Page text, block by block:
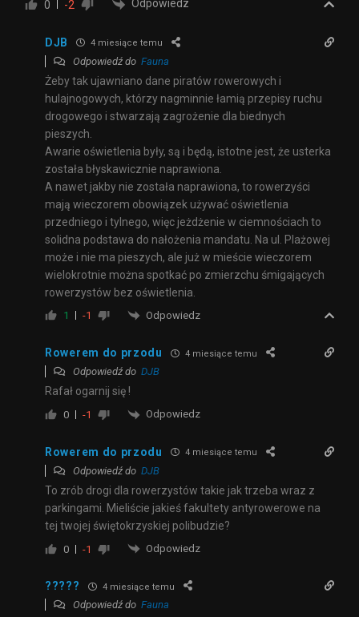
0 -2 Odpowiedz
DJB 4 miesiące temu
Odpowiedź do Fauna
Żeby tak ujawniano dane piratów rowerowych i
hulajnogowych, którzy nagminnie łamią przepisy ruchu
drogowego i stwarzają zagrożenie dla biednych
pieszych.
Awarie oświetlenia były, są i będą, istotne jest, że usterka
została błyskawicznie naprawiona.
A nawet jakby nie została naprawiona, to rowerzyści
mają wieczorem obowiązek używać oświetlenia
przedniego i tylnego, więc jeżdżenie w ciemnościach to
solidna podstawa do nałożenia mandatu. Na ul. Plażowej
może i nie ma pieszych, ale już w mieście wieczorem
wielokrotnie można spotkać po zmierzchu śmigających
rowerzystów bez oświetlenia.
1 -1 Odpowiedz
Rowerem do przodu 4 miesiące temu
Odpowiedź do DJB
Rafał ogarnij się !
0 -1 Odpowiedz
Rowerem do przodu 4 miesiące temu
Odpowiedź do DJB
To zrób drogi dla rowerzystów takie jak trzeba wraz z
parkingami. Mieliście jakieś fakultety antyrowerowe na
tej twojej świętokrzyskiej polibudzie?
0 -1 Odpowiedz
????? 4 miesiące temu
Odpowiedź do Fauna